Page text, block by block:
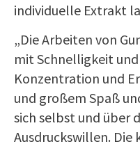
individuelle Extrakt
„Die Arbeiten von
mit Schnelligkeit
Konzentration und
und großem Spaß
sich selbst und über
Ausdruckswillen.